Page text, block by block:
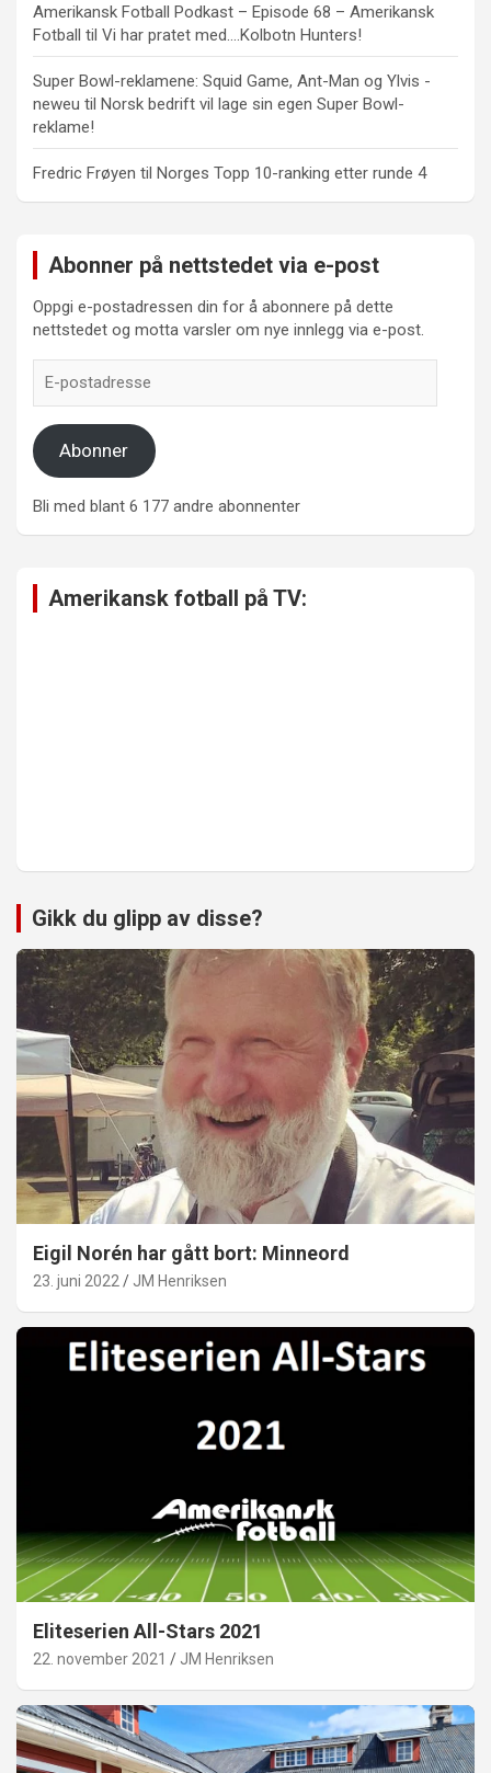
Amerikansk Fotball Podkast – Episode 68 – Amerikansk
Fotball til Vi har pratet med….Kolbotn Hunters!
Super Bowl-reklamene: Squid Game, Ant-Man og Ylvis -
neweu til Norsk bedrift vil lage sin egen Super Bowl-
reklame!
Fredric Frøyen til Norges Topp 10-ranking etter runde 4
Abonner på nettstedet via e-post
Oppgi e-postadressen din for å abonnere på dette
nettstedet og motta varsler om nye innlegg via e-post.
postadresse
Abonner
Bli med blant 6 177 andre abonnenter
Amerikansk fotball på TV:
Gikk du glipp av disse?
Eigil Norén har gått bort: Minneord
23. juni 2022 JM Henriksen
Eliteserien All-Stars 2021
22. november 2021 JM Henriksen